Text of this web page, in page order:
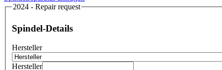
2024 - Repair request
Spindel-Details
Hersteller
Hersteller